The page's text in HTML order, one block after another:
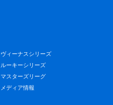
ヴィーナスシリーズ
ルーキーシリーズ
マスターズリーグ
メディア情報